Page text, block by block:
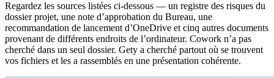
Regardez les sources listées ci-dessous — un registre des risques du
dossier projet, une note d’approbation du Bureau, une
recommandation de lancement d’OneDrive et cinq autres documents
provenant de différents endroits de l’ordinateur. Cowork n’a pas
cherché dans un seul dossier. Gety a cherché partout où se trouvent
vos fichiers et les a rassemblés en une présentation cohérente.